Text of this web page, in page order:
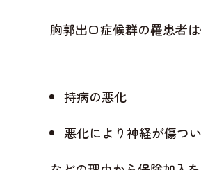
胸郭出口症候群の罹患者
持病の悪化
悪化により神経が傷つ